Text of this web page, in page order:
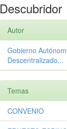
Descubridor
Autor
Gobierno
Descentralizado...
Temas
CONVENIO